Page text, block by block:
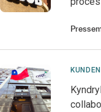
KUNDEN